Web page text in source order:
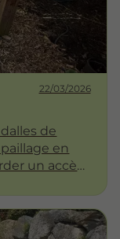
22/03/2026
de
en
un accès